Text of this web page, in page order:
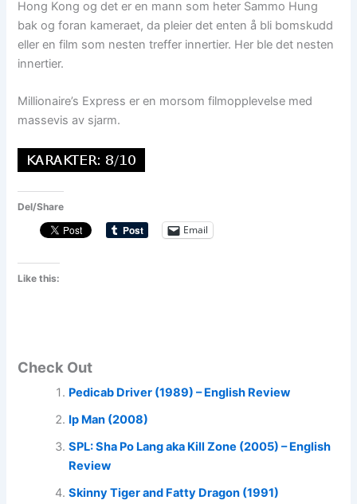
Hong Kong og det er en mann som heter Sammo Hung
bak og foran kameraet, da pleier det enten å bli bomskudd
eller en film som nesten treffer innertier. Her ble det nesten
innertier.
Millionaire’s Express er en morsom filmopplevelse med
massevis av sjarm.
Del/Share
Email
Like this:
Check Out
Pedicab Driver (1989) – English Review
Ip Man (2008)
SPL: Sha Po Lang aka Kill Zone (2005) – English
Review
Skinny Tiger and Fatty Dragon (1991)